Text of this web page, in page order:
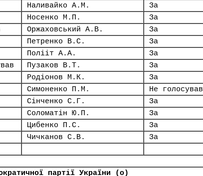
Наливайко А.М.
За
Носенко М.П.
За
Оржаховський А.В.
За
Петренко В.С.
За
Полііт А.А.
За
Пузаков В.Т.
За
Родіонов М.К.
За
Симоненко П.М.
Не голосував
Сінченко С.Г.
За
Соломатін Ю.П.
За
Цибенко П.С.
За
Чичканов С.В.
За
партії України (о)